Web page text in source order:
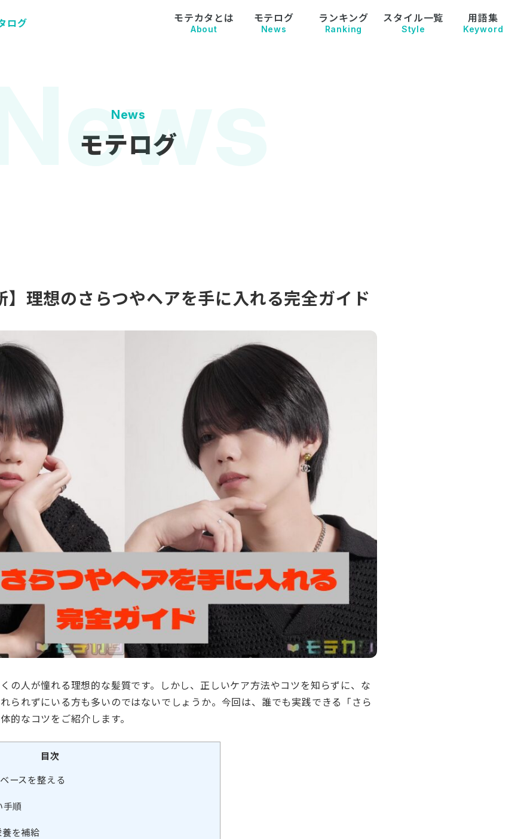
ログ モテカタとは
About
モテログ
News
ランキング
Ranking
スタイル一覧
Style
用語集
Keyword
News
モテログ
理想のさらつやヘアを手に入れる完全ガイド
の人が憧れる理想的な髪質です。しかし、正しいケア方法やコツを知らずに、な
られずにいる方も多いのではないでしょうか。今回は、誰でも実践できる「さら
的なコツをご紹介します。
目次
ースを整える
手順
を補給